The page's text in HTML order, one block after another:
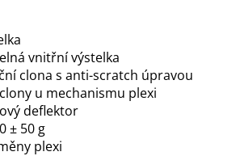
vnitřní výstelka
clona s anti-scratch úpravou
u mechanismu plexi
deflektor
± 50 g
plexi